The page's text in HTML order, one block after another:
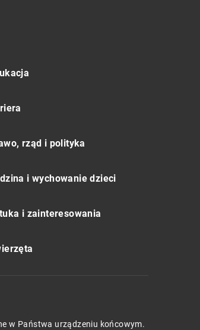
rząd i polityka
i wychowanie dzieci
i zainteresowania
w Państwa urządzeniu końcowym.